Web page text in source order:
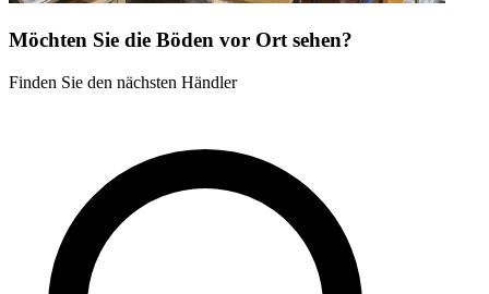
Möchten Sie die Böden vor Ort sehen?
Finden Sie den nächsten Händler